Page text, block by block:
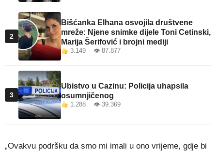
2
Bišćanka Elhana osvojila društvene
mreže: Njene snimke dijele Toni Cetinski,
Marija Šerifović i brojni mediji
3.149 👁 87.877
3
Ubistvo u Cazinu: Policija uhapsila
osumnjičenog
1.288 👁 39.369
„Ovakvu podršku da smo mi imali u ono vrijeme, gdje bi